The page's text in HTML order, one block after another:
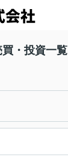
・投資一覧